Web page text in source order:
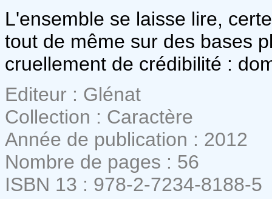
L'ensemble se laisse lire,
tout de même sur des bases
cruellement de crédibilité :
Editeur : Glénat
Collection : Caractère
Année de publication : 2012
Nombre de pages : 56
ISBN 13 : 978-2-7234-8188-5